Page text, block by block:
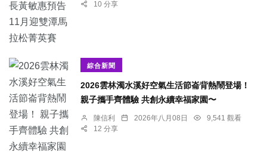
10 分享
綜合新聞
2026雲林濁水溪好空氣生活節崙背熱鬧登場！
親子攜手齊體驗 共創永續幸福家園〜
陳信利 2026年八月08日
9,541 觀看
12 分享